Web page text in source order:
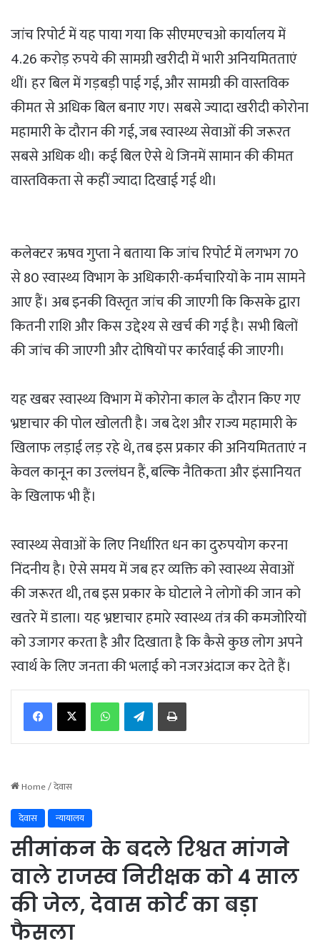
जांच रिपोर्ट में यह पाया गया कि सीएमएचओ कार्यालय में
4.26 करोड़ रुपये की सामग्री खरीदी में भारी अनियमितताएं
थीं। हर बिल में गड़बड़ी पाई गई, और सामग्री की वास्तविक
कीमत से अधिक बिल बनाए गए। सबसे ज्यादा खरीदी कोरोना
महामारी के दौरान की गई, जब स्वास्थ्य सेवाओं की जरूरत
सबसे अधिक थी। कई बिल ऐसे थे जिनमें सामान की कीमत
वास्तविकता से कहीं ज्यादा दिखाई गई थी।
कलेक्टर ऋषव गुप्ता ने बताया कि जांच रिपोर्ट में लगभग 70
से 80 स्वास्थ्य विभाग के अधिकारी-कर्मचारियों के नाम सामने
आए हैं। अब इनकी विस्तृत जांच की जाएगी कि किसके द्वारा
कितनी राशि और किस उद्देश्य से खर्च की गई है। सभी बिलों
की जांच की जाएगी और दोषियों पर कार्रवाई की जाएगी।
यह खबर स्वास्थ्य विभाग में कोरोना काल के दौरान किए गए
भ्रष्टाचार की पोल खोलती है। जब देश और राज्य महामारी के
खिलाफ लड़ाई लड़ रहे थे, तब इस प्रकार की अनियमितताएं न
केवल कानून का उल्लंघन हैं, बल्कि नैतिकता और इंसानियत
के खिलाफ भी हैं।
स्वास्थ्य सेवाओं के लिए निर्धारित धन का दुरुपयोग करना
निंदनीय है। ऐसे समय में जब हर व्यक्ति को स्वास्थ्य सेवाओं
की जरूरत थी, तब इस प्रकार के घोटाले ने लोगों की जान को
खतरे में डाला। यह भ्रष्टाचार हमारे स्वास्थ्य तंत्र की कमजोरियों
को उजागर करता है और दिखाता है कि कैसे कुछ लोग अपने
स्वार्थ के लिए जनता की भलाई को नजरअंदाज कर देते हैं।
WhatsAppTelegramPrint